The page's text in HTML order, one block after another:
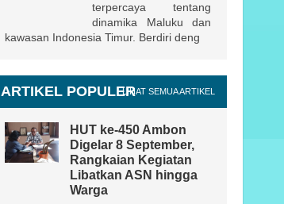
terpercaya tentang
dinamika Maluku dan
kawasan Indonesia Timur. Berdiri deng
ARTIKEL POPULERLIHAT SEMUA ARTIKEL
HUT ke-450 Ambon
Digelar 8 September,
Rangkaian Kegiatan
Libatkan ASN hingga
Warga